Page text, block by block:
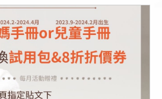
點擊這裡